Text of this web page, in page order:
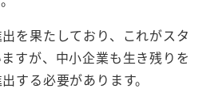
を果たしており、これがスタ
すが、中小企業も生き残りを
する必要があります。